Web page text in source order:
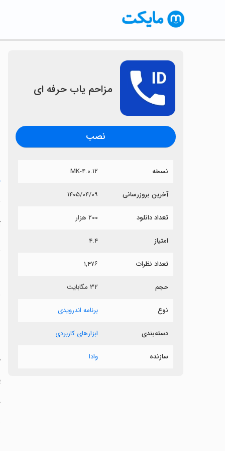
‏مزاحم یاب حرفه ای
نصب
نسخه ۴.۰.۱۲-MK
آخرین بروزرسانی ۱۴۰۵/۰۴/۰۹
تعداد دانلود ۲۰۰ هزار
امتیاز ۴.۴
تعداد نظرات ۱,۴۷۶
حجم ۳۲ مگابایت
نوع برنامه اندرویدی
دسته‌بندی ابزارهای کاربردی
سازنده وادا